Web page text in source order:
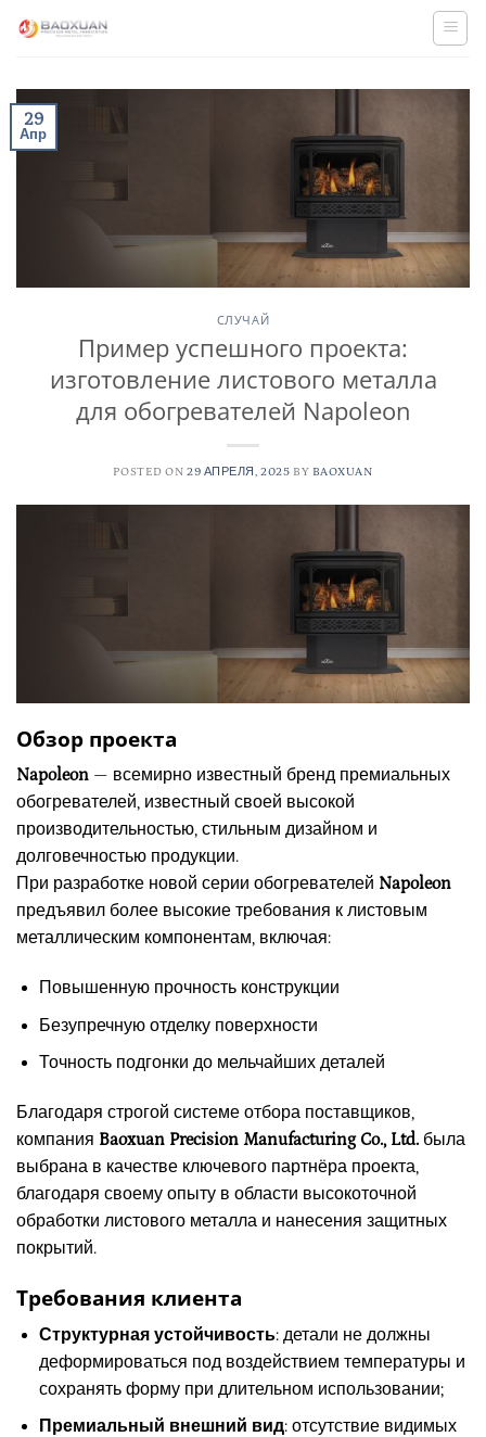
29
Апр
СЛУЧАЙ
Пример успешного проекта:
изготовление листового металла
для обогревателей Napoleon
POSTED ON29 АПРЕЛЯ, 2025 BY BAOXUAN
Обзор проекта
Napoleon — всемирно известный бренд премиальных
обогревателей, известный своей высокой
производительностью, стильным дизайном и
долговечностью продукции.
При разработке новой серии обогревателей Napoleon
предъявил более высокие требования к листовым
металлическим компонентам, включая:
Повышенную прочность конструкции
Безупречную отделку поверхности
Точность подгонки до мельчайших деталей
Благодаря строгой системе отбора поставщиков,
компания Baoxuan Precision Manufacturing Co., Ltd. была
выбрана в качестве ключевого партнёра проекта,
благодаря своему опыту в области высокоточной
обработки листового металла и нанесения защитных
покрытий.
Требования клиента
Структурная устойчивость: детали не должны
деформироваться под воздействием температуры и
сохранять форму при длительном использовании;
Премиальный внешний вид: отсутствие видимых